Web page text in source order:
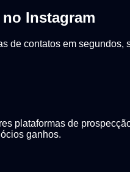
no Instagram
de contatos em
plataformas de
ganhos.